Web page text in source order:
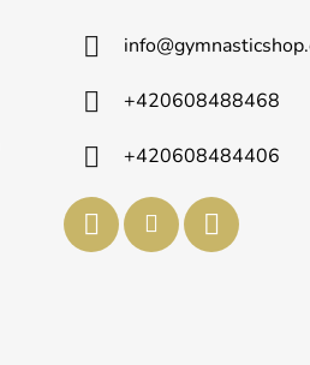
info@
+420608488468
+420608484406